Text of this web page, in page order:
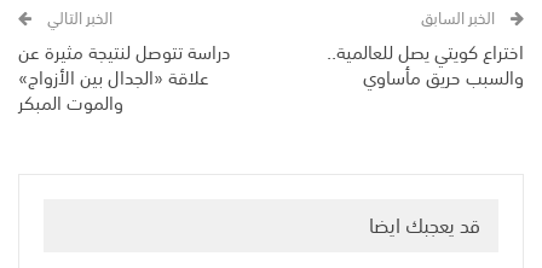
الخبر السابق
اختراع كويتي يصل للعالمية..
والسبب حريق مأساوي
الخبر التالي
دراسة تتوصل لنتيجة مثيرة عن
علاقة «الجدال بين الأزواج»
والموت المبكر
قد يعجبك ايضا